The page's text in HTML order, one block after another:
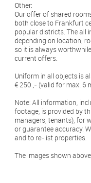
Other:
Our offer of shared
both close to Frankfurt
popular districts. The all
depending on location,
so it is always
current offers.
Uniform in all objects is
€ 250 ,- (valid for max. 6
Note: All information,
footage, is provided by
managers, tenants), for
or guarantee accuracy.
and to re-list properties.
The images shown